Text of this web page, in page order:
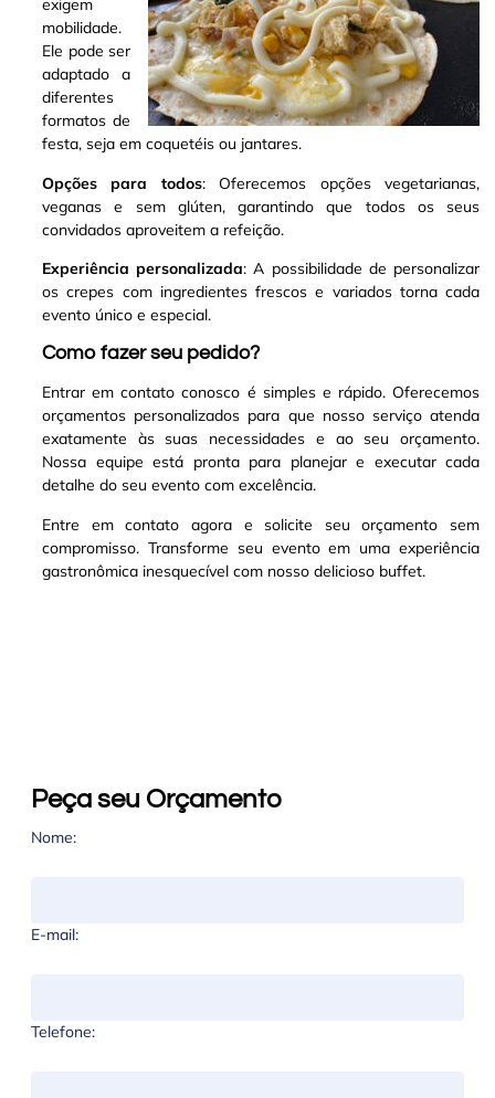
exigem
mobilidade.
Ele pode ser
adaptado a
diferentes
formatos de
festa, seja em coquetéis ou jantares.
Opções para todos: Oferecemos opções vegetarianas,
veganas e sem glúten, garantindo que todos os seus
convidados aproveitem a refeição.
Experiência personalizada: A possibilidade de personalizar
os crepes com ingredientes frescos e variados torna cada
evento único e especial.
Como fazer seu pedido?
Entrar em contato conosco é simples e rápido. Oferecemos
orçamentos personalizados para que nosso serviço atenda
exatamente às suas necessidades e ao seu orçamento.
Nossa equipe está pronta para planejar e executar cada
detalhe do seu evento com excelência.
Entre em contato agora e solicite seu orçamento sem
compromisso. Transforme seu evento em uma experiência
gastronômica inesquecível com nosso delicioso buffet.
Peça seu Orçamento
Nome:
E-mail:
Telefone: